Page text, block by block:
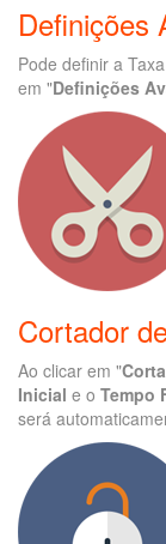
Definições
Pode definir a
em "Definições
Cortador
Ao clicar em "
Inicial e o Tempo
será